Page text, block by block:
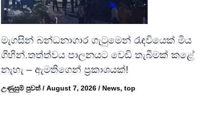
මැගසින් බන්ධනාගාර ගැටුමෙන් රැඳවියෙක් මිය
ගිහින්.තත්ත්වය පාලනයට වෙඩි තැබීමක් කළේ
නැහැ – ඇමතිගෙන් ප්‍රකාශයක්!
උණුසුම් පුවත්/ August 7, 2026 / News, top